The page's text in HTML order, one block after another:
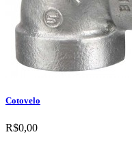
Cotovelo
R$0,00